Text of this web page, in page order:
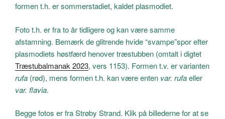
formen t.h. er sommerstadiet, kaldet plasmodiet.
Foto t.h. er fra to år tidligere og kan være samme
afstamning. Bemærk de glitrende hvide “svampe”spor efter
plasmodiets høstfærd henover træstubben (omtalt i digtet
Træstubalmanak 2023, vers 1153). Formen t.v. er varianten
rufa (rød), mens formen t.h. kan være enten var. rufaeller
var. flavia.
Begge fotos er fra Strøby Strand. Klik på billederne for at se